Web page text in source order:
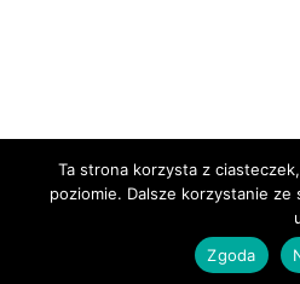
Ta strona korzysta z
poziomie. Dalsze korzystanie
Zgoda